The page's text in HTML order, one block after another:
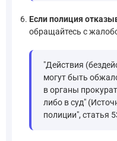
Если полиция
обращайтесь с
"Действия
могут быть
в органы
либо в суд"
полиции", статья